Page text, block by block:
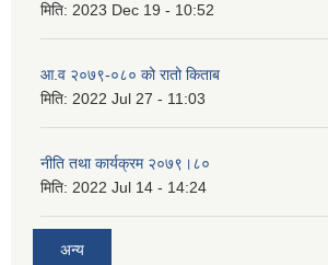
मिति: 2023 Dec 19 - 10:52
आ.व २०७९-०८० को रातो किताब
मिति: 2022 Jul 27 - 11:03
नीति तथा कार्यक्रम २०७९।८०
मिति: 2022 Jul 14 - 14:24
अन्य